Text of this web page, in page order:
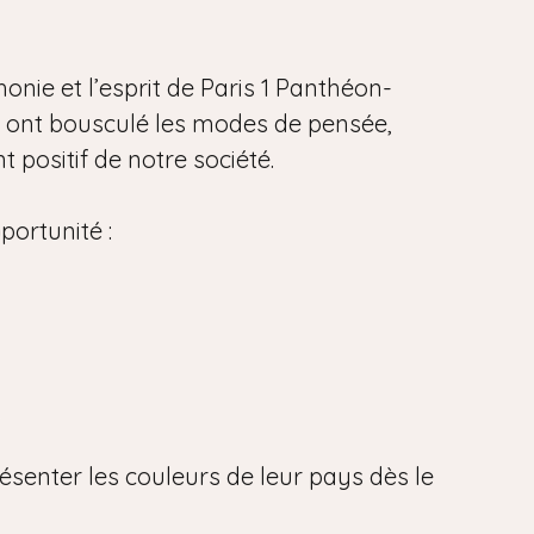
et l’esprit de Paris 1 Panthéon-
bousculé les modes de pensée,
positif de notre société.
:
les couleurs de leur pays dès le